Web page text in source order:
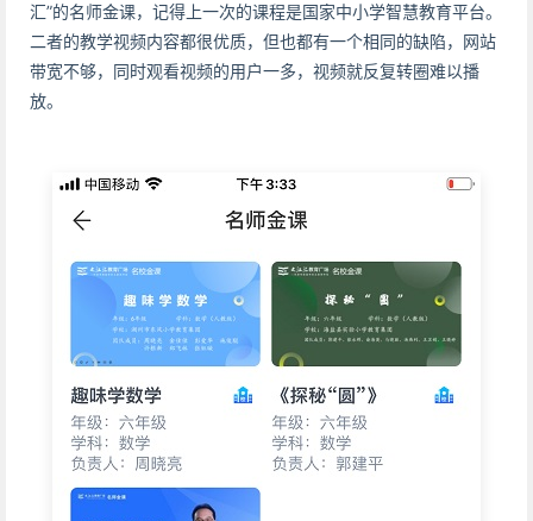
汇”的名师金课，记得上一次的课程是国家中小学智慧教育平台。
二者的教学视频内容都很优质，但也都有一个相同的缺陷，网站
带宽不够，同时观看视频的用户一多，视频就反复转圈难以播
放。